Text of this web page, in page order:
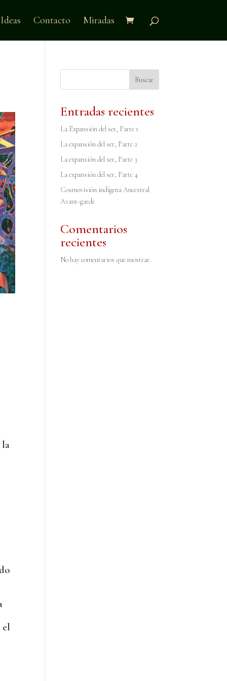
Ideas Contacto Miradas
Buscar
Entradas recientes
La Expansión del ser, Parte 1
La expansión del ser, Parte 2
La expansión del ser, Parte 3
La expansión del ser, Parte 4
Cosmovisión indígena Ancestral
Avant-garde
Comentarios
recientes
No hay comentarios que mostrar.